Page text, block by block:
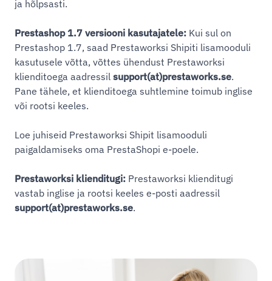
ja hõlpsasti.
Prestashop 1.7 versiooni kasutajatele: Kui sul on
Prestashop 1.7, saad Prestaworksi Shipiti lisamooduli
kasutusele võtta, võttes ühendust Prestaworksi
klienditoega aadressil support(at)prestaworks.se.
Pane tähele, et klienditoega suhtlemine toimub inglise
või rootsi keeles.
Loe juhiseid Prestaworksi Shipit lisamooduli
paigaldamiseks oma PrestaShopi e-poele.
Prestaworksi klienditugi: Prestaworksi klienditugi
vastab inglise ja rootsi keeles e-posti aadressil
support(at)prestaworks.se.